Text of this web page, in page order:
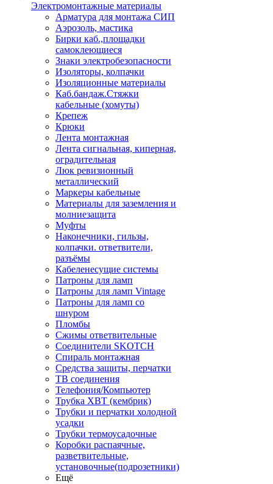
Электромонтажные материалы
Арматура для монтажа СИП
Аэрозоль, мастика
Бирки каб.,площадки
самоклеющиеся
Знаки электробезопасности
Изоляторы, колпачки
Изоляционные материалы
Каб.бандаж.Стяжки
кабельные (хомуты)
Крепеж
Крюки
Лента монтажная
Лента сигнальная, киперная,
оградительная
Люк ревизионный
металлический
Маркеры кабельные
Материалы для заземления и
молниезащита
Муфты
Наконечники, гильзы,
колпачки. ответвители,
разъёмы
Кабеленесущие системы
Патроны для ламп
Патроны для ламп Vintage
Патроны для ламп со
шнуром
Пломбы
Сжимы ответвительные
Соединители SKOTCH
Спираль монтажная
Средства защиты, перчатки
ТВ соединения
Телефония/Компьютер
Трубка ХВТ (кембрик)
Трубки и перчатки холодной
усадки
Трубки термоусадочные
Коробки распаячные,
разветвительные,
установочные(подрозетники)
Ещё